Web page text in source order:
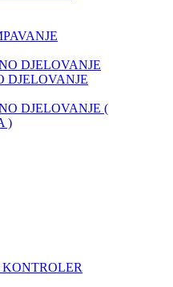
DJELOVANJE
DJELOVANJE
DJELOVANJE (
)